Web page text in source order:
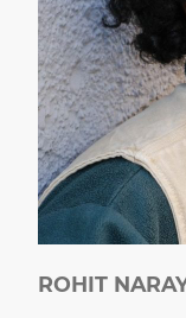
ROHIT